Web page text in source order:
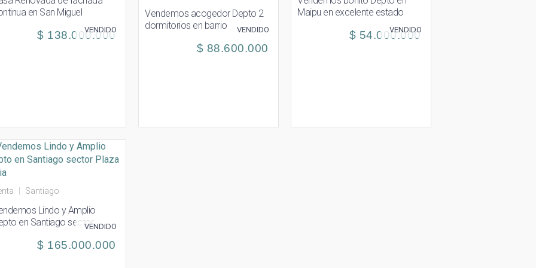
VENDIDO
en San Miguel
$ 138.000.000 VENDIDO
Vendemos acogedor Depto 2
dormitorios en barrio
$ 88.600.000
VENDIDO
Maipu en excelente estado
$ 54.000.000
VENDIDO
| Santiago
Lindo y Amplio
en Santiago sector
$ 165.000.000